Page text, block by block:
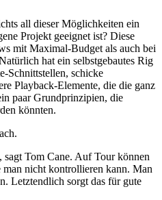
all dieser Möglichkeiten ein
Projekt geeignet ist? Diese
mit Maximal-Budget als auch bei
hat ein selbstgebautes Rig
Schnittstellen, schicke
Playback-Elemente, die die ganz
paar Grundprinzipien, die
könnten.
Tom Cane. Auf Tour können
nicht kontrollieren kann. Man
Letztendlich sorgt das für gute